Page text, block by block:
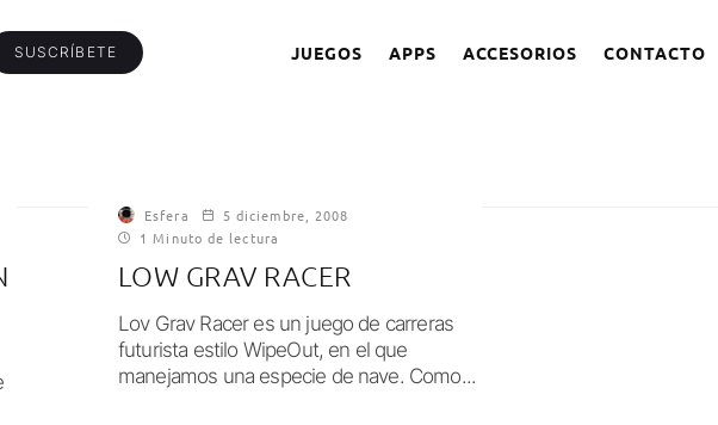
SUSCRÍBETE JUEGOS APPS ACCESORIOS CONTACTO
Esfera
5 diciembre, 2008
1 Minuto de lectura
LOW GRAV RACER
Lov Grav Racer es un juego de carreras
futurista estilo WipeOut, en el que
manejamos una especie de nave. Como...